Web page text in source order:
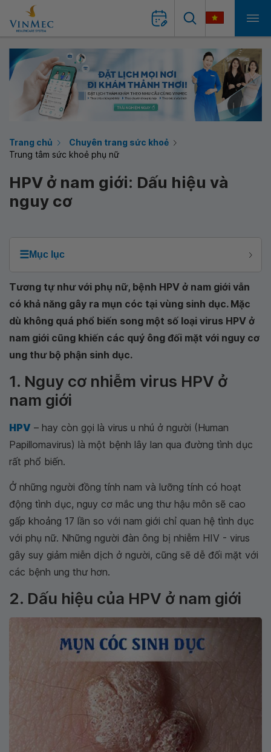
Trang chủ
Chuyên trang sức khoẻ
Trung tâm sức khoẻ phụ nữ
HPV ở nam giới: Dấu hiệu và
nguy cơ
☰Mục lục
Tương tự như với phụ nữ, bệnh HPV ở nam giới vẫn
có khả năng gây ra mụn cóc tại vùng sinh dục. Mặc
dù không quá phổ biến song một số loại virus HPV ở
nam giới cũng khiến các quý ông đối mặt với nguy cơ
ung thư bộ phận sinh dục.
1. Nguy cơ nhiễm virus HPV ở
nam giới
HPV – hay còn gọi là virus u nhú ở người (Human
Papillomavirus) là một bệnh lây lan qua đường tình dục
rất phổ biến.
Ở những người đồng tính nam và lưỡng tính có hoạt
động tình dục, nguy cơ mắc ung thư hậu môn sẽ cao
gấp khoảng 17 lần so với nam giới chỉ quan hệ tình dục
với phụ nữ. Những người đàn ông bị nhiễm HIV - virus
gây suy giảm miễn dịch ở người, cũng sẽ dễ đối mặt với
các bệnh ung thư hơn.
2. Dấu hiệu của HPV ở nam giới